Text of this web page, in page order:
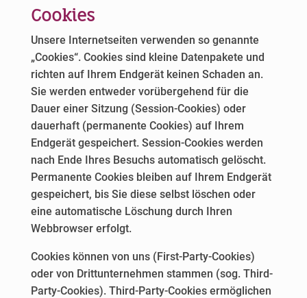
Cookies
Unsere Internetseiten verwenden so genannte
„Cookies“. Cookies sind kleine Datenpakete und
richten auf Ihrem Endgerät keinen Schaden an.
Sie werden entweder vorübergehend für die
Dauer einer Sitzung (Session-Cookies) oder
dauerhaft (permanente Cookies) auf Ihrem
Endgerät gespeichert. Session-Cookies werden
nach Ende Ihres Besuchs automatisch gelöscht.
Permanente Cookies bleiben auf Ihrem Endgerät
gespeichert, bis Sie diese selbst löschen oder
eine automatische Löschung durch Ihren
Webbrowser erfolgt.
Cookies können von uns (First-Party-Cookies)
oder von Drittunternehmen stammen (sog. Third-
Party-Cookies). Third-Party-Cookies ermöglichen